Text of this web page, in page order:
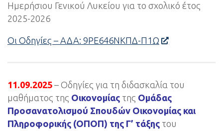
Ημερήσιου Γενικού Λυκείου για το σχολικό έτος
2025-2026
Οι Οδηγίες – ΑΔΑ: 9ΡΕ646ΝΚΠΔ-Π1Ω
11.09.2025 – Οδηγίες για τη διδασκαλία του
μαθήματος της Οικονομίας της Ομάδας
Προσανατολισμού Σπουδών Οικονομίας και
Πληροφορικής (ΟΠΟΠ) της Γ’ τάξης του